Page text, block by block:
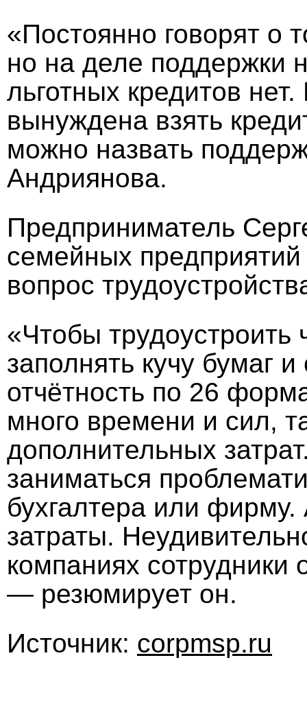
«Постоянно говорят о
но на деле поддержки
льготных кредитов
вынуждена взять
можно назвать
Андриянова.
Предприниматель
семейных
вопрос
«Чтобы
заполнять кучу бумаг
отчётность по 26
много времени и сил,
дополнительных
заниматься
бухгалтера или
затраты.
компаниях
— резюмирует он.
Источник: corpmsp.ru